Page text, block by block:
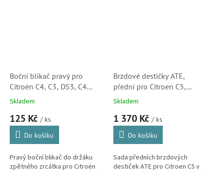
Boční blikač pravý pro
Citroën C4, C3, DS3, C4
Picasso, C5 (X7), C4 (B7),
180357002)
Skladem
125 Kč / ks
Do košíku
Pravý boční blikač do držáku
zpětného zrcátka pro Citroën
Brzdové destičky ATE,
přední pro Citroen C5,
1.6VTi, 1.6THP, 1.8i 16V, 2.0i
425424, 1610103880,
607252)
Skladem
1 370 Kč / ks
Do košíku
Sada předních brzdových
destiček ATE pro Citroen C5 v